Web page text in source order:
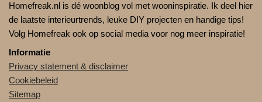
Homefreak.nl is dé woonblog vol met wooninspiratie. Ik deel hier
de laatste interieurtrends, leuke DIY projecten en handige tips!
Volg Homefreak ook op social media voor nog meer inspiratie!
Informatie
Privacy statement & disclaimer
Cookiebeleid
Sitemap